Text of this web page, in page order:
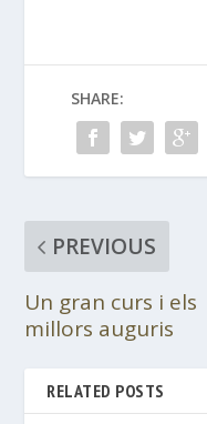
SHARE:
PREVIOUS
Un gran curs i els
millors auguris
RELATED POSTS